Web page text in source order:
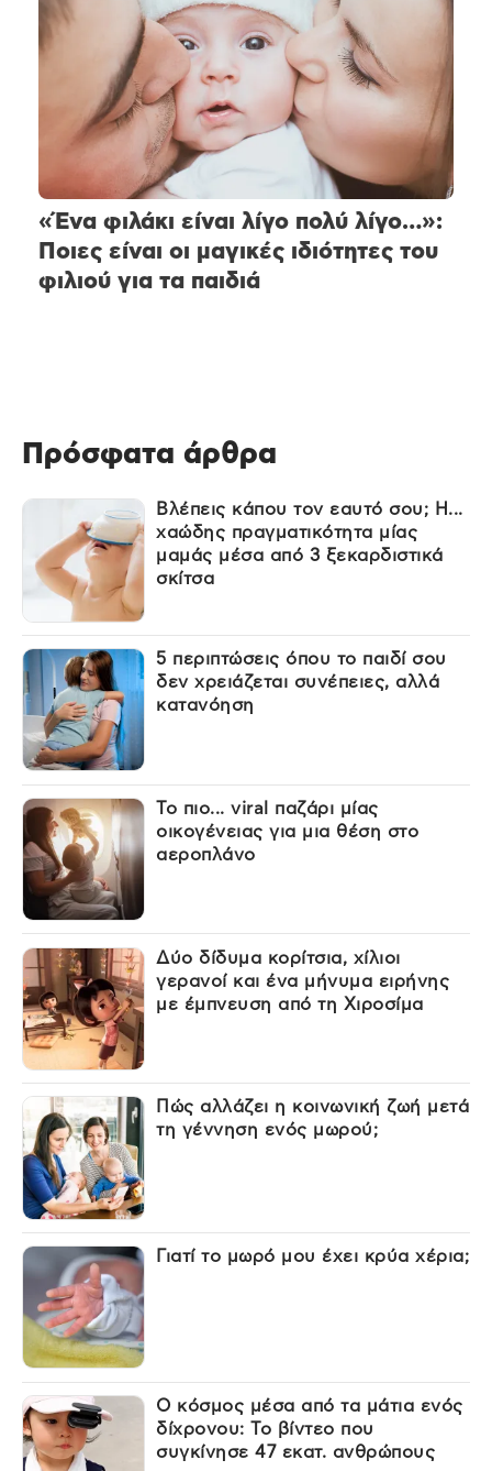
«Ένα φιλάκι είναι λίγο πολύ λίγο…»:
Ποιες είναι οι μαγικές ιδιότητες του
φιλιού για τα παιδιά
Πρόσφατα άρθρα
Βλέπεις κάπου τον εαυτό σου; Η...
χαώδης πραγματικότητα μίας
μαμάς μέσα από 3 ξεκαρδιστικά
σκίτσα
5 περιπτώσεις όπου το παιδί σου
δεν χρειάζεται συνέπειες, αλλά
κατανόηση
Το πιο... viral παζάρι μίας
οικογένειας για μια θέση στο
αεροπλάνο
Δύο δίδυμα κορίτσια, χίλιοι
γερανοί και ένα μήνυμα ειρήνης
με έμπνευση από τη Χιροσίμα
Πώς αλλάζει η κοινωνική ζωή μετά
τη γέννηση ενός μωρού;
Γιατί το μωρό μου έχει κρύα χέρια;
Ο κόσμος μέσα από τα μάτια ενός
δίχρονου: Το βίντεο που
συγκίνησε 47 εκατ. ανθρώπους